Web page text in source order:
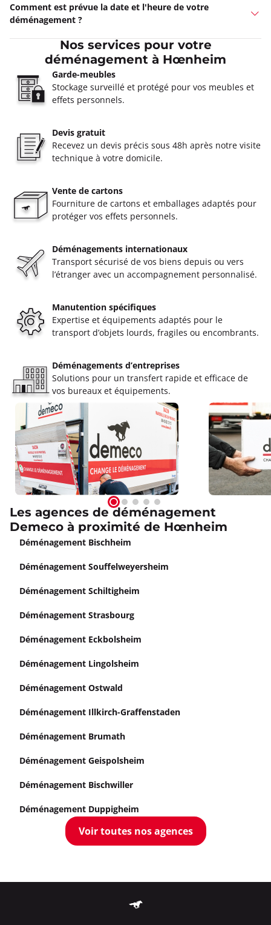
Comment est prévue la date et l'heure de votre
déménagement ?
Nos services pour votre
déménagement à Hœnheim
Garde-meubles
Stockage surveillé et protégé pour vos meubles et
effets personnels.
Devis gratuit
Recevez un devis précis sous 48h après notre visite
technique à votre domicile.
Vente de cartons
Fourniture de cartons et emballages adaptés pour
protéger vos effets personnels.
Déménagements internationaux
Transport sécurisé de vos biens depuis ou vers
l’étranger avec un accompagnement personnalisé.
Manutention spécifiques
Expertise et équipements adaptés pour le
transport d’objets lourds, fragiles ou encombrants.
Déménagements d’entreprises
Solutions pour un transfert rapide et efficace de
vos bureaux et équipements.
Les agences de déménagement
Demeco à proximité de Hœnheim
Déménagement Bischheim
Déménagement Souffelweyersheim
Déménagement Schiltigheim
Déménagement Strasbourg
Déménagement Eckbolsheim
Déménagement Lingolsheim
Déménagement Ostwald
Déménagement Illkirch-Graffenstaden
Déménagement Brumath
Déménagement Geispolsheim
Déménagement Bischwiller
Déménagement Duppigheim
Voir toutes nos agences